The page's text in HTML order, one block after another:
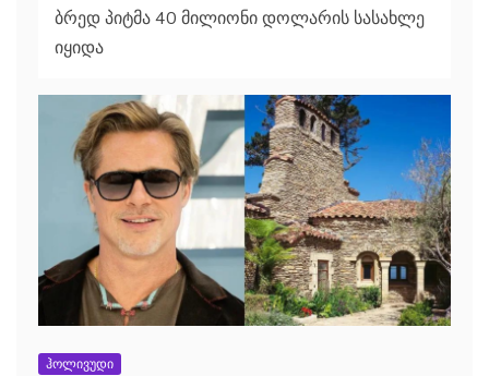
ბრედ პიტმა 40 მილიონი დოლარის სასახლე
იყიდა
ჰოლივუდი